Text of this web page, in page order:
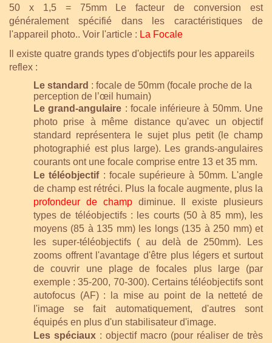
50 x 1,5 = 75mm
Le facteur de conversion est
généralement spécifié dans les caractéristiques de
l'appareil photo.. Voir l'article : La Focale
Il existe quatre grands types d'objectifs pour les appareils
reflex :
Le standard : focale de 50mm (focale proche de la
perception de l’œil humain)
Le grand-angulaire : focale inférieure à 50mm. Une
photo prise à même distance qu'avec un objectif
standard représentera le sujet plus petit (le champ
photographié est plus large). Les grands-angulaires
courants ont une focale comprise entre 13 et 35 mm.
Le téléobjectif: focale supérieure à 50mm. L'angle
de champ est rétréci. Plus la focale augmente, plus la
profondeur de champdiminue. Il existe plusieurs
types de téléobjectifs : les courts (50 à 85 mm), les
moyens (85 à 135 mm) les longs (135 à 250 mm) et
les super-téléobjectifs ( au delà de 250mm). Les
zooms offrent l'avantage d'être plus légers et surtout
de couvrir une plage de focales plus large (par
exemple : 35-200, 70-300). Certains téléobjectifs sont
autofocus (AF) : la mise au point de la netteté de
l'image se fait automatiquement, d'autres sont
équipés en plus d'un stabilisateur d'image.
Les spéciaux : objectif macro (pour réaliser de très